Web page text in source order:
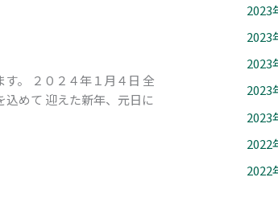
。 ２０２４年１月４日 全
めて 迎えた新年、元日に
2023
2023
2023
2023
2023
2022
2022